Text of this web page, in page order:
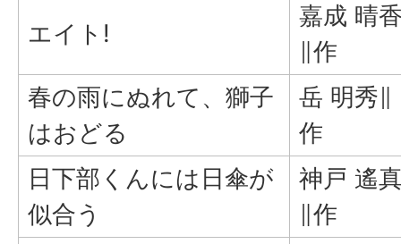
エイト!
嘉成 晴
∥作
春の雨にぬれて、獅子
はおどる
岳 明秀∥
作
日下部くんには日傘が
似合う
神戸 遙
∥作